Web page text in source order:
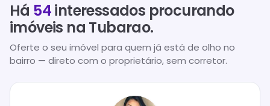
Há 54interessados procurando
imóveis na Tubarao.
Oferte o seu imóvel para quem já está de olho no
bairro — direto com o proprietário, sem corretor.